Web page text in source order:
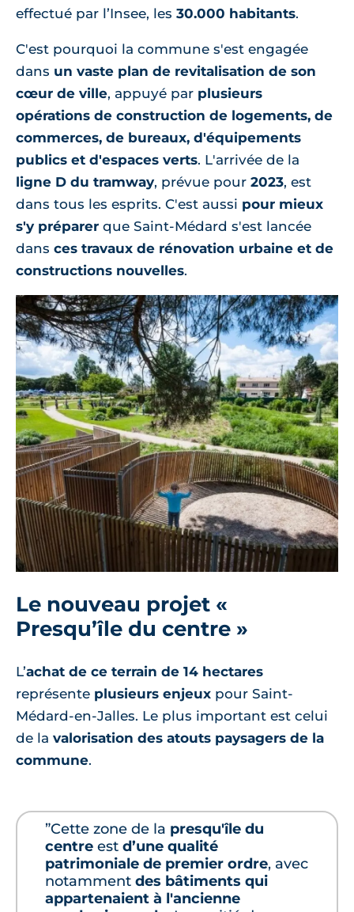
effectué par l’Insee, les 30.000 habitants.
C'est pourquoi la commune s'est engagée
dans un vaste plan de revitalisation de son
cœur de ville, appuyé par plusieurs
opérations de construction de logements, de
commerces, de bureaux, d'équipements
publics et d'espaces verts. L'arrivée de la
ligne D du tramway, prévue pour 2023, est
dans tous les esprits. C'est aussi pour mieux
s'y préparer que Saint-Médard s'est lancée
dans ces travaux de rénovation urbaine et de
constructions nouvelles.
Le nouveau projet «
Presqu’île du centre »
L’achat de ce terrain de 14 hectares
représente plusieurs enjeux pour Saint-
Médard-en-Jalles. Le plus important est celui
de la valorisation des atouts paysagers de la
commune.
”Cette zone de la presqu'île du
centre est d’une qualité
patrimoniale de premier ordre, avec
notamment des bâtiments qui
appartenaient à l'ancienne